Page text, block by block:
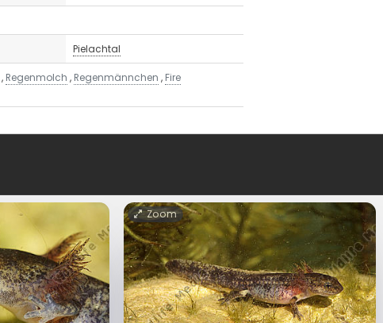
Pielachtal
, Regenmolch , Regenmännchen , Fire
Zoom